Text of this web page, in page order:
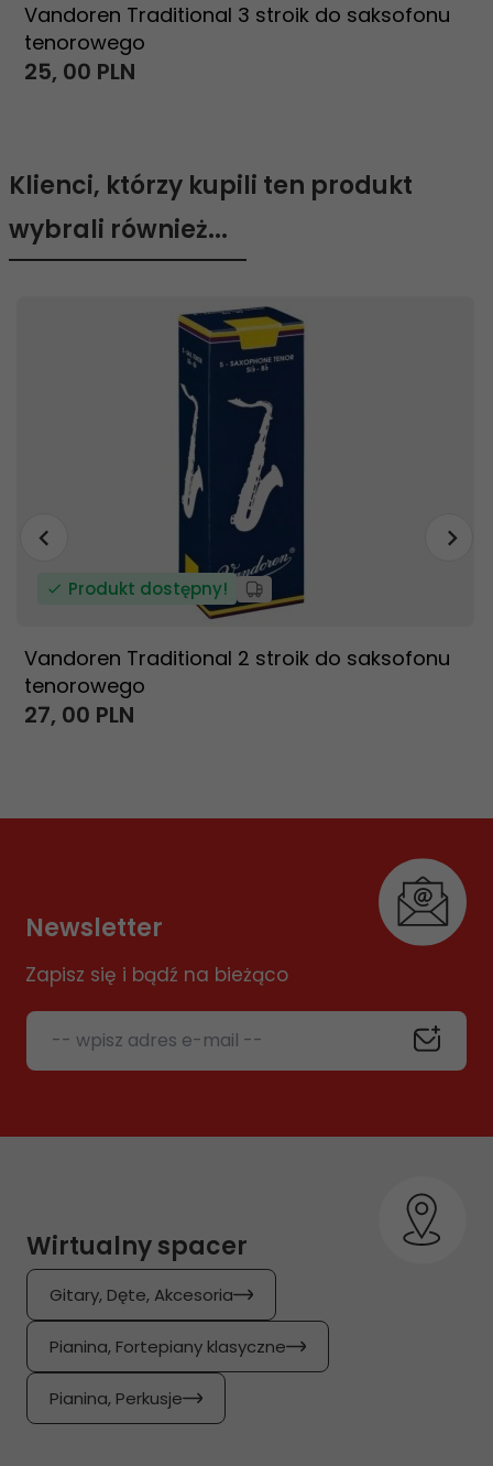
Vandoren Traditional 3 stroik do saksofonu
tenorowego
25, 00 PLN
Klienci, którzy kupili ten produkt
wybrali również...
Produkt dostępny!
Vandoren Traditional 2 stroik do saksofonu
tenorowego
27, 00 PLN
Newsletter
Zapisz się i bądź na bieżąco
-- wpisz adres e-mail --
Wirtualny spacer
Gitary, Dęte, Akcesoria
Pianina, Fortepiany klasyczne
Pianina, Perkusje